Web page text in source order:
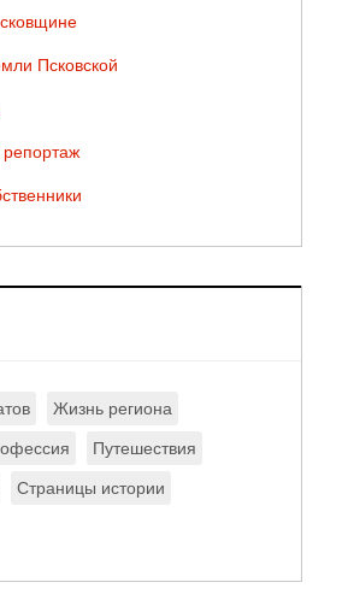
Псковской
Жизнь региона
Путешествия
Страницы истории